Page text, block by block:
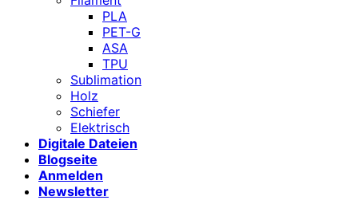
PLA
PET-G
ASA
TPU
Sublimation
Holz
Schiefer
Elektrisch
Digitale Dateien
Blogseite
Anmelden
Newsletter